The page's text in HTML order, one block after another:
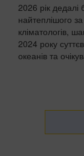
2026 рік
найтеплішого
кліматологів,
2024 року
океанів та